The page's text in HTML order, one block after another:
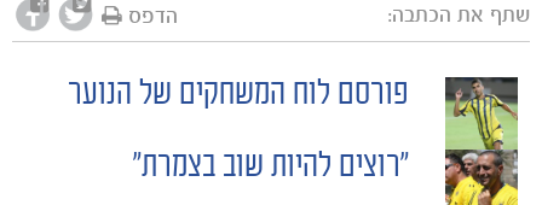
שתף את הכתבה: הדפס
POST
NAVIGATION
פורסם לוח המשחקים של הנוער
"רוצים להיות שוב בצמרת"